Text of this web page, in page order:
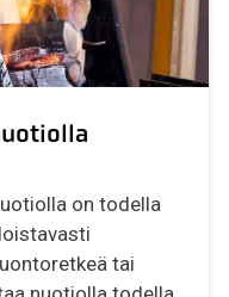
on todella
tai